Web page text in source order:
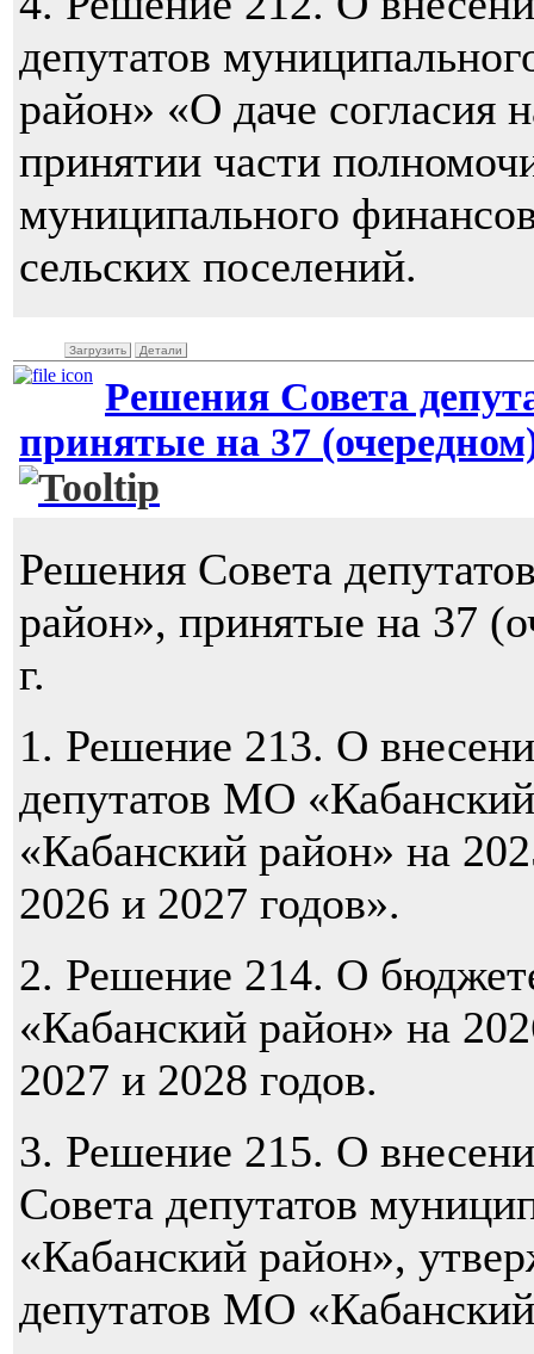
депутатов
район» «О даче согласия
принятии части
муниципального
сельских поселений.
Загрузить Детали
Решения Совета
принятые на 37
Решения Совета
район», принятые на 37
г.
1. Решение 213. О
депутатов МО
«Кабанский район» на
2026 и 2027 годов».
2. Решение 214. О
«Кабанский район» на
2027 и 2028 годов.
3. Решение 215. О
Совета депутатов
«Кабанский район»,
депутатов МО